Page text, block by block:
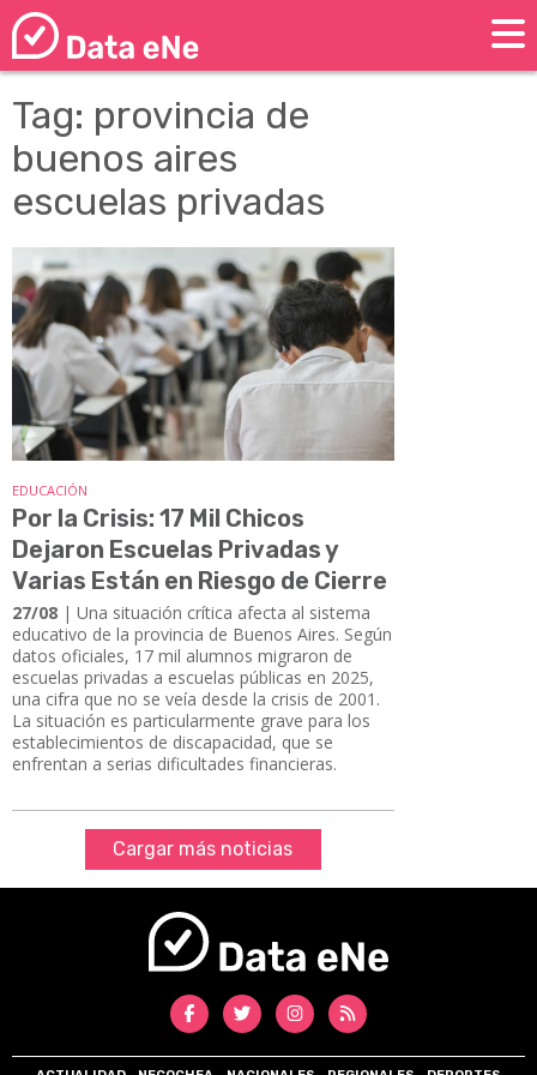
Tag: provincia de
buenos aires
escuelas privadas
EDUCACIÓN
Por la Crisis: 17 Mil Chicos
Dejaron Escuelas Privadas y
Varias Están en Riesgo de Cierre
27/08 | Una situación crítica afecta al sistema
educativo de la provincia de Buenos Aires. Según
datos oficiales, 17 mil alumnos migraron de
escuelas privadas a escuelas públicas en 2025,
una cifra que no se veía desde la crisis de 2001.
La situación es particularmente grave para los
establecimientos de discapacidad, que se
enfrentan a serias dificultades financieras.
Cargar más noticias